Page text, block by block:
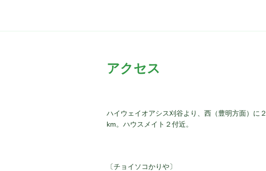
シ
ョ
アクセス
ハイウェイオアシス刈谷より、西（豊明方面）に２
km。ハウスメイト２付近。
〔チョイソコかりや〕